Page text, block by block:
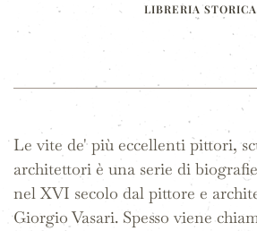
LIBRERIA STORICA
Le vite de' più eccellenti pittori,
architettori è una serie di
nel XVI secolo dal pittore e
Giorgio Vasari. Spesso viene